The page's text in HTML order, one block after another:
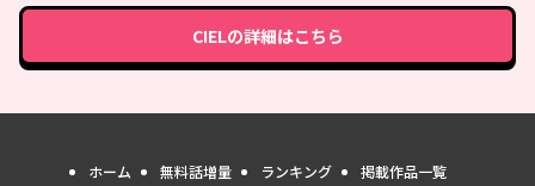
CIELの詳細はこちら
ホーム 無料話増量 ランキング 掲載作品一覧